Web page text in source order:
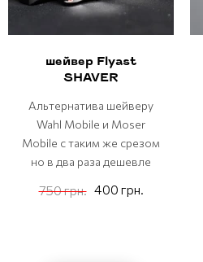
шейвер Flyast
SHAVER
Альтернатива шейверу
Wahl Mobile и Moser
Mobile с таким же срезом
но в два раза дешевле
750 грн. 400 грн.